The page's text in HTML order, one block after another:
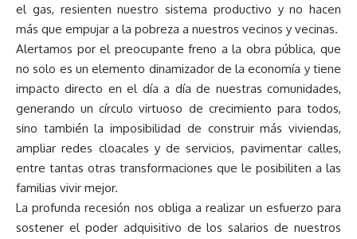
el gas, resienten nuestro sistema productivo y no hacen
más que empujar a la pobreza a nuestros vecinos y vecinas.
Alertamos por el preocupante freno a la obra pública, que
no solo es un elemento dinamizador de la economía y tiene
impacto directo en el día a día de nuestras comunidades,
generando un círculo virtuoso de crecimiento para todos,
sino también la imposibilidad de construir más viviendas,
ampliar redes cloacales y de servicios, pavimentar calles,
entre tantas otras transformaciones que le posibiliten a las
familias vivir mejor.
La profunda recesión nos obliga a realizar un esfuerzo para
sostener el poder adquisitivo de los salarios de nuestros